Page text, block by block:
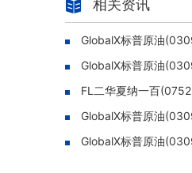
相关资讯
GlobalX标普原油
GlobalX标普原油
FL二华夏纳一百
GlobalX标普原油
GlobalX标普原油